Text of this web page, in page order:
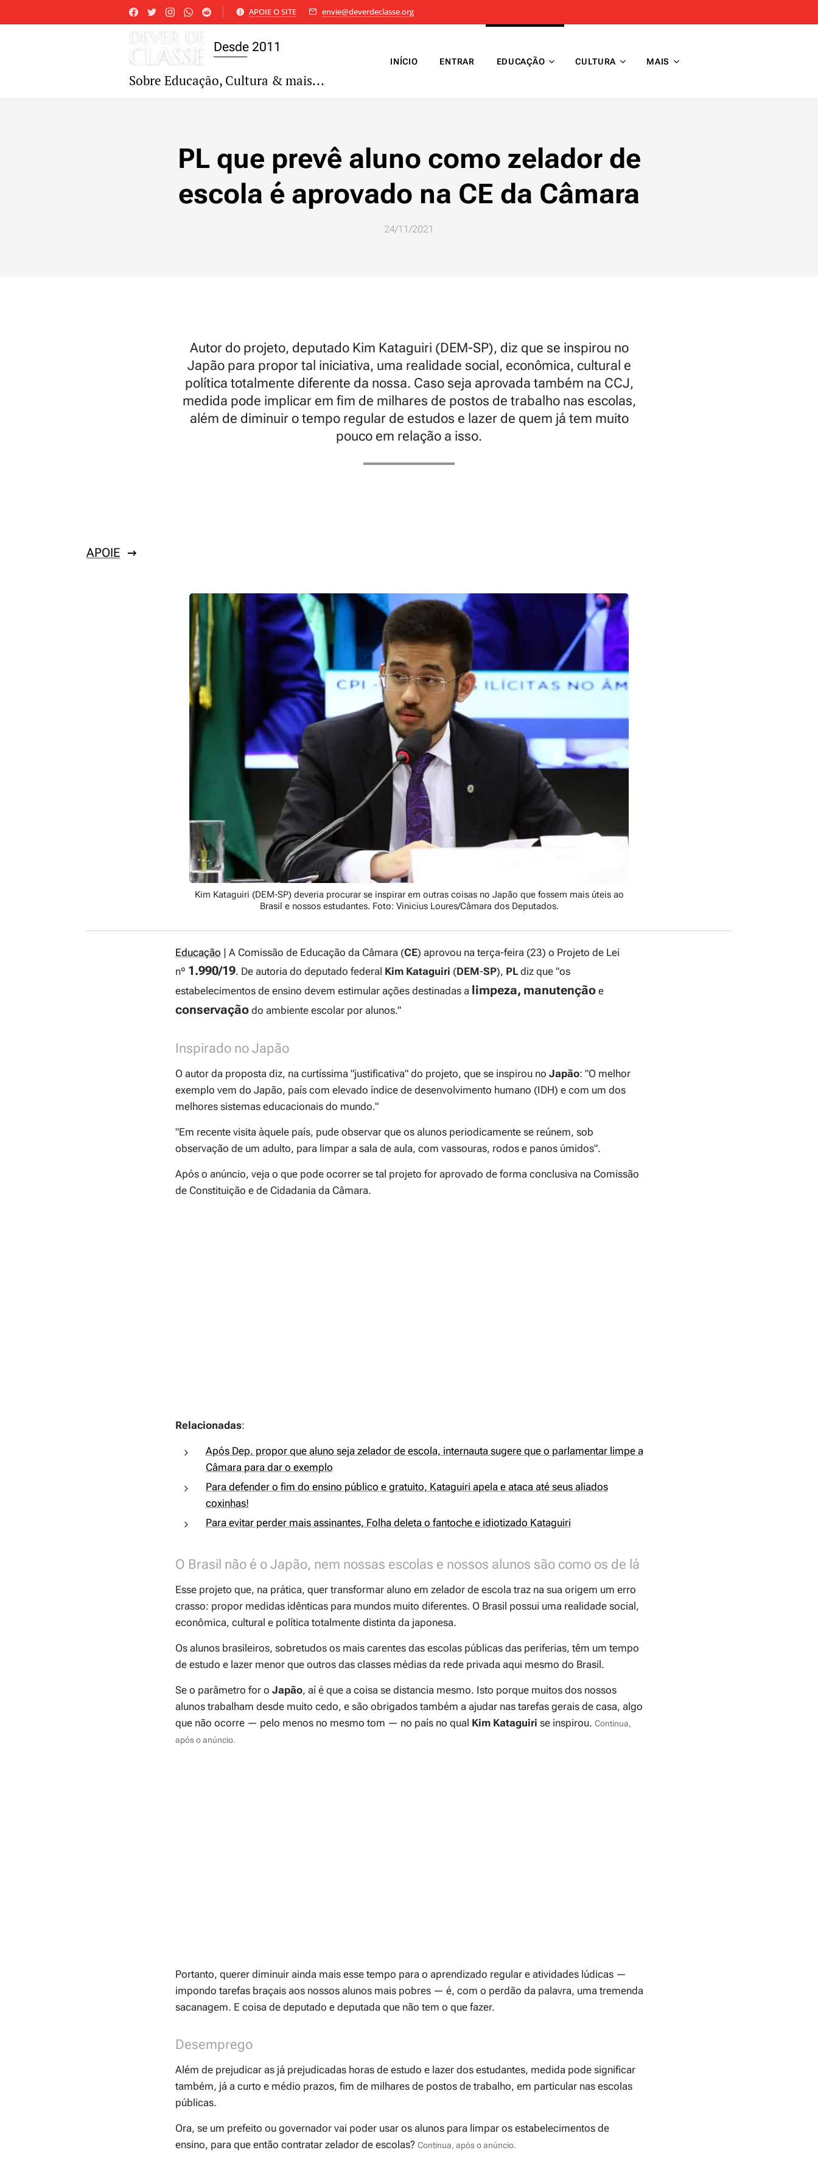
APOIE O SITE envie@deverdeclasse.org
Desde 2011
Sobre Educação, Cultura & mais...
INÍCIO ENTRAR EDUCAÇÃO CULTURA MAIS
PL que prevê aluno como zelador de
escola é aprovado na CE da Câmara
24/11/2021
Autor do projeto, deputado Kim Kataguiri (DEM-SP), diz que se inspirou no
Japão para propor tal iniciativa, uma realidade social, econômica, cultural e
política totalmente diferente da nossa. Caso seja aprovada também na CCJ,
medida pode implicar em fim de milhares de postos de trabalho nas escolas,
além de diminuir o tempo regular de estudos e lazer de quem já tem muito
pouco em relação a isso.
APOIE
Kim Kataguiri (DEM-SP) deveria procurar se inspirar em outras coisas no Japão que fossem mais úteis ao
Brasil e nossos estudantes. Foto: Vinicius Loures/Câmara dos Deputados.
Educação | A Comissão de Educação da Câmara (CE) aprovou na terça-feira (23) o Projeto de Lei
nº 1.990/19. De autoria do deputado federal Kim Kataguiri (DEM-SP), PLdiz que "os
estabelecimentos de ensino devem estimular ações destinadas a limpeza, manutençãoe
conservaçãodo ambiente escolar por alunos."
Inspirado no Japão
O autor da proposta diz, na curtíssima "justificativa" do projeto, que se inspirou no Japão: "O melhor
exemplo vem do Japão, país com elevado índice de desenvolvimento humano (IDH) e com um dos
melhores sistemas educacionais do mundo."
"Em recente visita àquele país, pude observar que os alunos periodicamente se reúnem, sob
observação de um adulto, para limpar a sala de aula, com vassouras, rodos e panos úmidos".
Após o anúncio, veja o que pode ocorrer se tal projeto for aprovado de forma conclusiva na Comissão
de Constituição e de Cidadania da Câmara.
Relacionadas:
Após Dep. propor que aluno seja zelador de escola, internauta sugere que o parlamentar limpe a
Câmara para dar o exemplo
Para defender o fim do ensino público e gratuito, Kataguiri apela e ataca até seus aliados
coxinhas!
Para evitar perder mais assinantes, Folha deleta o fantoche e idiotizado Kataguiri
O Brasil não é o Japão, nem nossas escolas e nossos alunos são como os de lá
Esse projeto que, na prática, quer transformar aluno em zelador de escola traz na sua origem um erro
crasso: propor medidas idênticas para mundos muito diferentes. O Brasil possui uma realidade social,
econômica, cultural e política totalmente distinta da japonesa.
Os alunos brasileiros, sobretudos os mais carentes das escolas públicas das periferias, têm um tempo
de estudo e lazer menor que outros das classes médias da rede privada aqui mesmo do Brasil.
Se o parâmetro for o Japão, aí é que a coisa se distancia mesmo. Isto porque muitos dos nossos
alunos trabalham desde muito cedo, e são obrigados também a ajudar nas tarefas gerais de casa, algo
que não ocorre — pelo menos no mesmo tom — no país no qual Kim Kataguiri se inspirou. Continua,
após o anúncio.
Portanto, querer diminuir ainda mais esse tempo para o aprendizado regular e atividades lúdicas —
impondo tarefas braçais aos nossos alunos mais pobres — é, com o perdão da palavra, uma tremenda
sacanagem. E coisa de deputado e deputada que não tem o que fazer.
Desemprego
Além de prejudicar as já prejudicadas horas de estudo e lazer dos estudantes, medida pode significar
também, já a curto e médio prazos, fim de milhares de postos de trabalho, em particular nas escolas
públicas.
Ora, se um prefeito ou governador vai poder usar os alunos para limpar os estabelecimentos de
ensino, para que então contratar zelador de escolas? Continua, após o anúncio.